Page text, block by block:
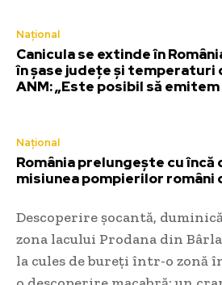
Național
Canicula se extinde în
în șase județe și temperaturi
ANM: „Este posibil să
Național
România prelungește cu încă
misiunea pompierilor români
Descoperire șocantă,
zona lacului Prodana din
la cules de bureți într-o zonă